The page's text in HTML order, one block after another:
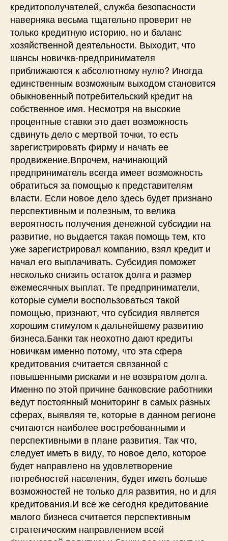
кредитополучателей, служба безопасности
наверняка весьма тщательно проверит не
только кредитную историю, но и баланс
хозяйственной деятельности. Выходит, что
шансы новичка-предпринимателя
приближаются к абсолютному нулю? Иногда
единственным возможным выходом становится
обыкновенный потребительский кредит на
собственное имя. Несмотря на высокие
процентные ставки это дает возможность
сдвинуть дело с мертвой точки, то есть
зарегистрировать фирму и начать ее
продвижение.Впрочем, начинающий
предприниматель всегда имеет возможность
обратиться за помощью к представителям
власти. Если новое дело здесь будет признано
перспективным и полезным, то велика
вероятность получения денежной субсидии на
развитие, но выдается такая помощь тем, кто
уже зарегистрировал компанию, взял кредит и
начал его выплачивать. Субсидия поможет
несколько снизить остаток долга и размер
ежемесячных выплат. Те предприниматели,
которые сумели воспользоваться такой
помощью, признают, что субсидия является
хорошим стимулом к дальнейшему развитию
бизнеса.Банки так неохотно дают кредиты
новичкам именно потому, что эта сфера
кредитования считается связанной с
повышенными рисками и не возвратом долга.
Именно по этой причине банковские работники
ведут постоянный мониторинг в самых разных
сферах, выявляя те, которые в данном регионе
считаются наиболее востребованными и
перспективными в плане развития. Так что,
следует иметь в виду, то новое дело, которое
будет направлено на удовлетворение
потребностей населения, будет иметь больше
возможностей не только для развития, но и для
кредитования.И все же сегодня кредитование
малого бизнеса считается перспективным
стратегическим направлением всей